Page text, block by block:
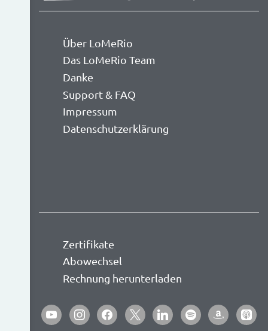
Über LoMeRio
Das LoMeRio Team
Danke
Support & FAQ
Impressum
Datenschutzerklärung
Zertifikate
Abowechsel
Rechnung herunterladen
youtubeinstagramfacebook
x linkedinspotifyamazonapple-